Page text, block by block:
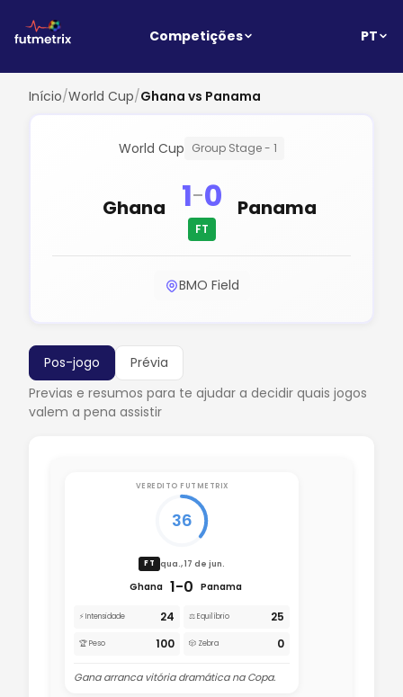
Competições PT
Início/World Cup/Ghana vs Panama
World Cup Group Stage - 1
Ghana 1-0
FT
Panama
BMO Field
Pos-jogo
Prévia
Previas e resumos para te ajudar a decidir quais jogos
valem a pena assistir
VEREDITO FUTMETRIX
36
FT qua., 17 de jun.
Ghana 1-0 Panama
⚡ Intensidade 24 ⚖️ Equilíbrio 25
🏆 Peso 100 🎲 Zebra 0
Gana arranca vitória dramática na Copa.